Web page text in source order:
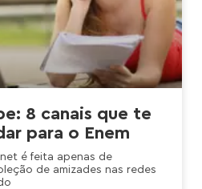
8 canais que te
para o Enem
é feita apenas de
de amizades nas redes